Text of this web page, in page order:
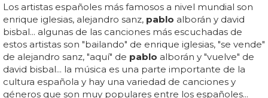
Los artistas españoles más famosos a nivel mundial son
enrique iglesias, alejandro sanz, pablo alborán y david
bisbal... algunas de las canciones más escuchadas de
estos artistas son "bailando" de enrique iglesias, "se vende"
de alejandro sanz, "aquí" de pablo alborán y "vuelve" de
david bisbal... la música es una parte importante de la
cultura española y hay una variedad de canciones y
géneros que son muy populares entre los españoles...